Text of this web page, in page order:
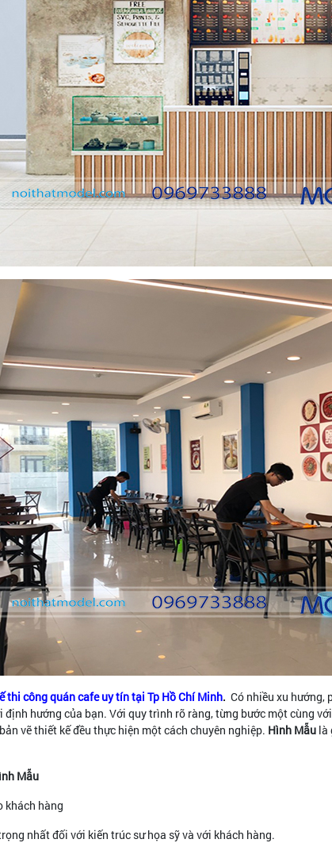
thi công quán cafe uy tín tại Tp Hồ Chí Minh. Có nhiều xu hướng,
hướng của bạn. Với quy trình rõ ràng, từng bước một cùng
vẽ thiết kế đều thực hiện một cách chuyên nghiệp. Hình Mẫu là
Mẫu
khách hàng
nhất đối với kiến trúc sư họa sỹ và với khách hàng.